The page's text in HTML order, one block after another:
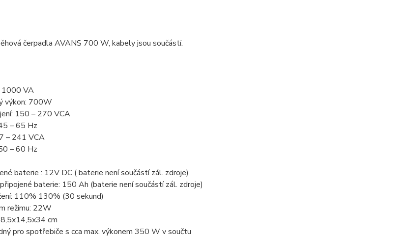
čerpadla AVANS 700 W, kabely jsou součástí.
1000 VA
výkon: 700W
150 – 270 VCA
– 65 Hz
– 241 VCA
– 60 Hz
baterie : 12V DC ( baterie není součástí zál. zdroje)
baterie: 150 Ah (baterie není součástí zál. zdroje)
110% 130% (30 sekund)
režimu: 22W
cm
pro spotřebiče s cca max. výkonem 350 W v součtu